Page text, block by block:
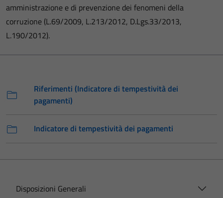
amministrazione e di prevenzione dei fenomeni della
corruzione (L.69/2009, L.213/2012, D.Lgs.33/2013,
L.190/2012).
Riferimenti (Indicatore di tempestività dei
pagamenti)
Indicatore di tempestività dei pagamenti
Disposizioni Generali